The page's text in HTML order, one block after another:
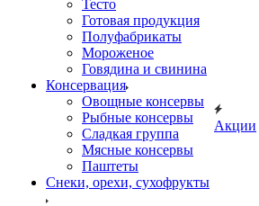
Тесто
Готовая продукция
Полуфабрикаты
Мороженое
Говядина и свинина
Консервация
Овощные консервы
Рыбные консервы
Сладкая группа
Мясные консервы
Паштеты
Снеки, орехи, сухофрукты
Акции